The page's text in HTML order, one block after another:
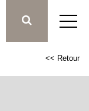
<< Retour